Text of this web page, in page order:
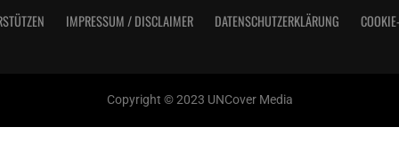
IMPRESSUM / DISCLAIMER DATENSCHUTZERKLÄRUNG
Copyright © 2023 UNCover Media